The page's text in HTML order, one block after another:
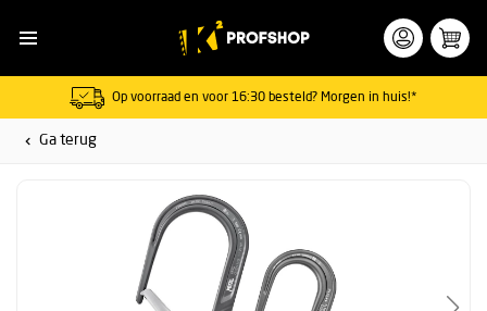
Op voorraad en voor 16:30 besteld? Morgen in huis!*
Ga terug